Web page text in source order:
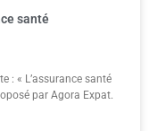
santé
: « L’assurance santé
par Agora Expat.